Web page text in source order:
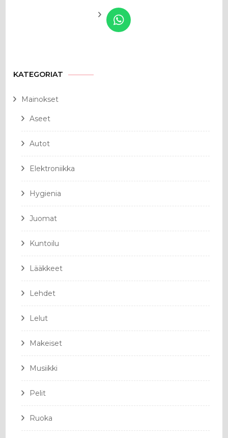
KATEGORIAT
Mainokset
Aseet
Autot
Elektroniikka
Hygienia
Juomat
Kuntoilu
Lääkkeet
Lehdet
Lelut
Makeiset
Musiikki
Pelit
Ruoka